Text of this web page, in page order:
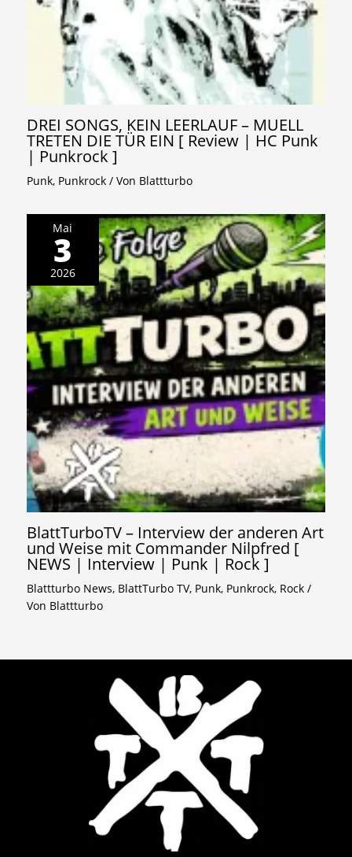
DREI SONGS, KEIN LEERLAUF – MUELL
TRETEN DIE TÜR EIN [ Review | HC Punk
| Punkrock ]
Punk, Punkrock / Von Blattturbo
Mai
3
2026
BlattTurboTV – Interview der anderen Art
und Weise mit Commander Nilpfred [
NEWS | Interview | Punk | Rock ]
Blattturbo News, BlattTurbo TV, Punk, Punkrock, Rock /
Von Blattturbo